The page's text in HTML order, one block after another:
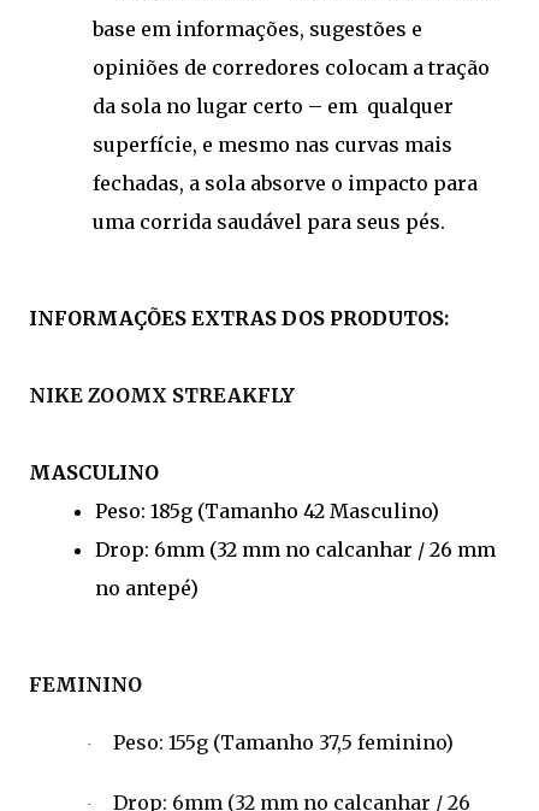
base em informações, sugestões e
opiniões de corredores colocam a tração
da sola no lugar certo – em qualquer
superfície, e mesmo nas curvas mais
fechadas, a sola absorve o impacto para
uma corrida saudável para seus pés.
INFORMAÇÕES EXTRAS DOS PRODUTOS:
NIKE ZOOMX STREAKFLY
MASCULINO
Peso: 185g (Tamanho 42 Masculino)
Drop: 6mm (32 mm no calcanhar / 26 mm
no antepé)
FEMININO
· Peso: 155g (Tamanho 37,5 feminino)
· Drop: 6mm (32 mm no calcanhar / 26